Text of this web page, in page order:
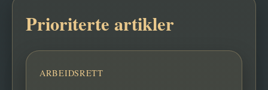
Prioriterte artikler
ARBEIDSRETT